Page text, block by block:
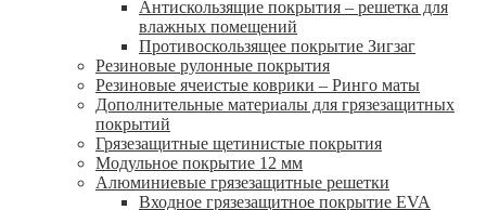
Антискользящие покрытия – решетка для
влажных помещений
Противоскользящее покрытие Зигзаг
Резиновые рулонные покрытия
Резиновые ячеистые коврики – Ринго маты
Дополнительные материалы для грязезащитных
покрытий
Грязезащитные щетинистые покрытия
Модульное покрытие 12 мм
Алюминиевые грязезащитные решетки
Входное грязезащитное покрытие EVA